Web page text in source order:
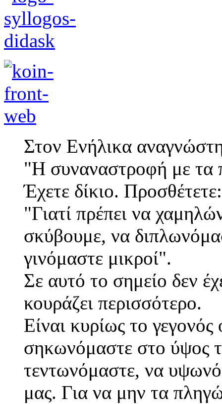
Στον Ενήλικα
"Η συναναστροφή με τα
Έχετε δίκιο. Προσθέτετε:
"Γιατί πρέπει να
σκύβουμε, να
γινόμαστε μικροί".
Σε αυτό το σημείο δεν
κουράζει περισσότερο.
Είναι κυρίως το
σηκωνόμαστε στο ύψος
τεντωνόμαστε, να
μας. Για να μην τα